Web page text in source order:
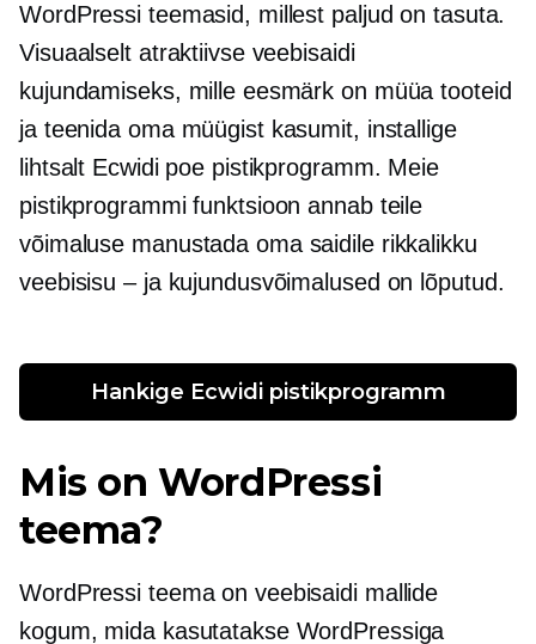
WordPressi teemasid, millest paljud on tasuta.
Visuaalselt atraktiivse veebisaidi
kujundamiseks, mille eesmärk on müüa tooteid
ja teenida oma müügist kasumit, installige
lihtsalt Ecwidi poe pistikprogramm. Meie
pistikprogrammi funktsioon annab teile
võimaluse manustada oma saidile rikkalikku
veebisisu – ja kujundusvõimalused on lõputud.
Hankige Ecwidi pistikprogramm
Mis on WordPressi
teema?
WordPressi teema on veebisaidi mallide
kogum, mida kasutatakse WordPressiga